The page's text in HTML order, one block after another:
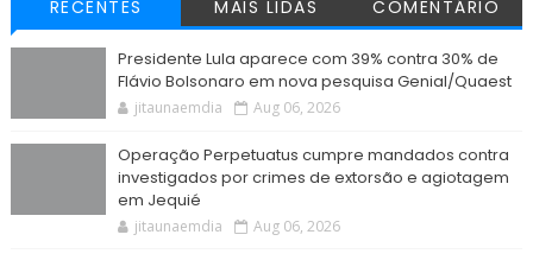
RECENTES MAIS LIDAS COMENTÁRIO
Presidente Lula aparece com 39% contra 30% de
Flávio Bolsonaro em nova pesquisa Genial/Quaest
jitaunaemdia Aug 06, 2026
Operação Perpetuatus cumpre mandados contra
investigados por crimes de extorsão e agiotagem
em Jequié
jitaunaemdia Aug 06, 2026